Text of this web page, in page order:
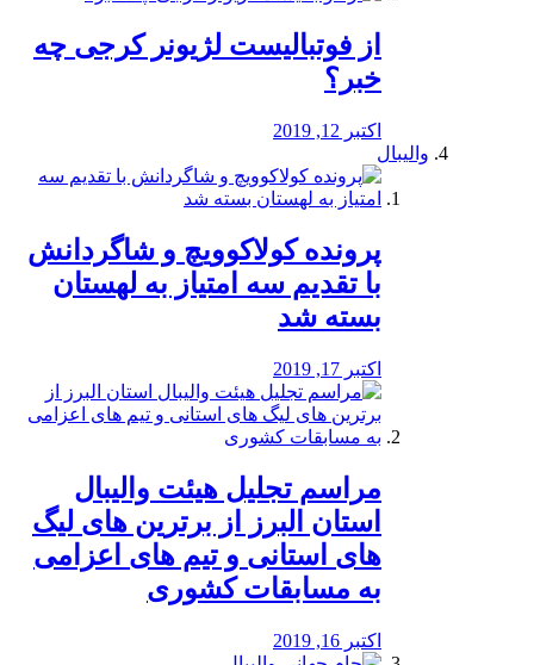
از فوتبالیست لژیونر کرجی چه
خبر؟
اکتبر 12, 2019
والیبال
پرونده کولاکوویچ و شاگردانش
با تقدیم سه امتیاز به لهستان
بسته شد
اکتبر 17, 2019
مراسم تجلیل هیئت والیبال
استان البرز از برترین های لیگ
های استانی و تیم های اعزامی
به مسابقات کشوری
اکتبر 16, 2019